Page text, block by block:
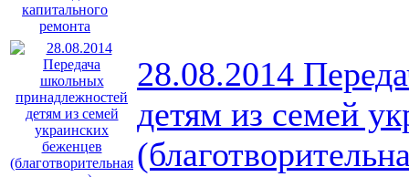
28.08.2014
детям из семей